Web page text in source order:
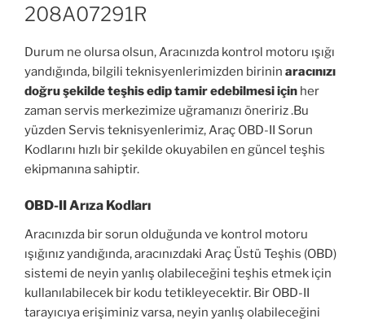
208A07291R
Durum ne olursa olsun, Aracınızda kontrol motoru ışığı
yandığında, bilgili teknisyenlerimizden birinin aracınızı
doğru şekilde teşhis edip tamir edebilmesi için her
zaman servis merkezimize uğramanızı öneririz .Bu
yüzden Servis teknisyenlerimiz, Araç OBD-II Sorun
Kodlarını hızlı bir şekilde okuyabilen en güncel teşhis
ekipmanına sahiptir.
OBD-II Arıza Kodları
Aracınızda bir sorun olduğunda ve kontrol motoru
ışığınız yandığında, aracınızdaki Araç Üstü Teşhis (OBD)
sistemi de neyin yanlış olabileceğini teşhis etmek için
kullanılabilecek bir kodu tetikleyecektir. Bir OBD-II
tarayıcıya erişiminiz varsa, neyin yanlış olabileceğini